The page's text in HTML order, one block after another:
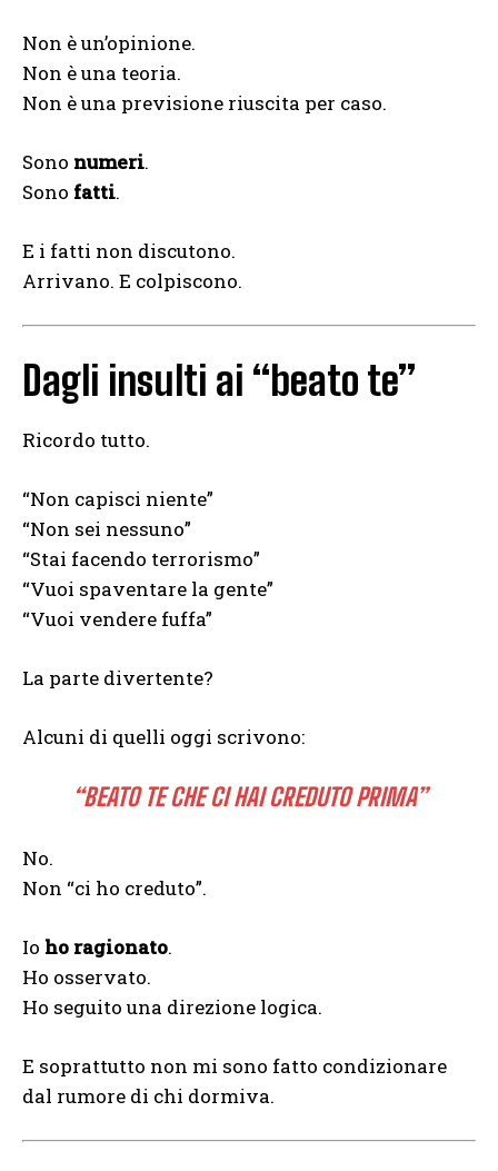
Non è un’opinione.
Non è una teoria.
Non è una previsione riuscita per caso.
Sono numeri.
Sono fatti.
E i fatti non discutono.
Arrivano. E colpiscono.
Dagli insulti ai “beato te”
Ricordo tutto.
“Non capisci niente”
“Non sei nessuno”
“Stai facendo terrorismo”
“Vuoi spaventare la gente”
“Vuoi vendere fuffa”
La parte divertente?
Alcuni di quelli oggi scrivono:
“BEATO TE CHE CI HAI CREDUTO PRIMA”
No.
Non “ci ho creduto”.
Io ho ragionato.
Ho osservato.
Ho seguito una direzione logica.
E soprattutto non mi sono fatto condizionare
dal rumore di chi dormiva.